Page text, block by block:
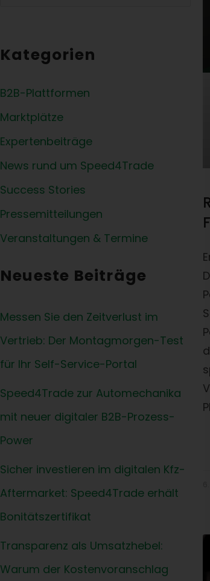
Kategorien
B2B-Plattformen
Marktplätze
Expertenbeiträge
News rund um Speed4Trade
Success Stories
Pressemitteilungen
Veranstaltungen & Termine
Neueste Beiträge
Messen Sie den Zeitverlust im
Vertrieb: Der Montagmorgen-Test
für Ihr Self-Service-Portal
Speed4Trade zur Automechanika
mit neuer digitaler B2B-Prozess-
Power
Sicher investieren im digitalen Kfz-
Aftermarket: Speed4Trade erhält
Bonitätszertifikat
Transparenz als Umsatzhebel:
Warum der Kostenvoranschlag